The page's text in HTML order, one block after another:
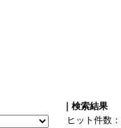
｜検索結果
ヒット件数：